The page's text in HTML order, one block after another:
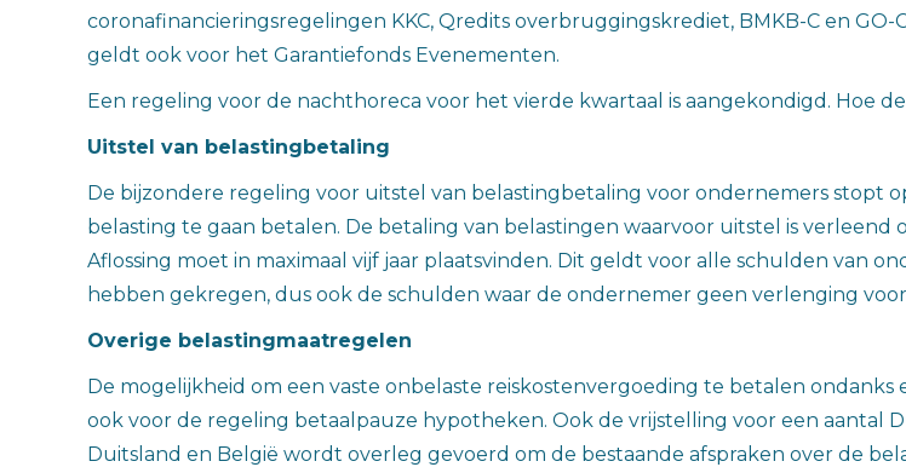
coronafinancieringsregelingen KKC, Qredits overbruggingskrediet, BMKB-C en
geldt ook voor het Garantiefonds Evenementen.
Een regeling voor de nachthoreca voor het vierde kwartaal is aangekondigd. Hoe
Uitstel van belastingbetaling
De bijzondere regeling voor uitstel van belastingbetaling voor ondernemers stopt
belasting te gaan betalen. De betaling van belastingen waarvoor uitstel is
Aflossing moet in maximaal vijf jaar plaatsvinden. Dit geldt voor alle schulden van
hebben gekregen, dus ook de schulden waar de ondernemer geen verlenging
Overige belastingmaatregelen
De mogelijkheid om een vaste onbelaste reiskostenvergoeding te betalen
ook voor de regeling betaalpauze hypotheken. Ook de vrijstelling voor een
Duitsland en België wordt overleg gevoerd om de bestaande afspraken over de